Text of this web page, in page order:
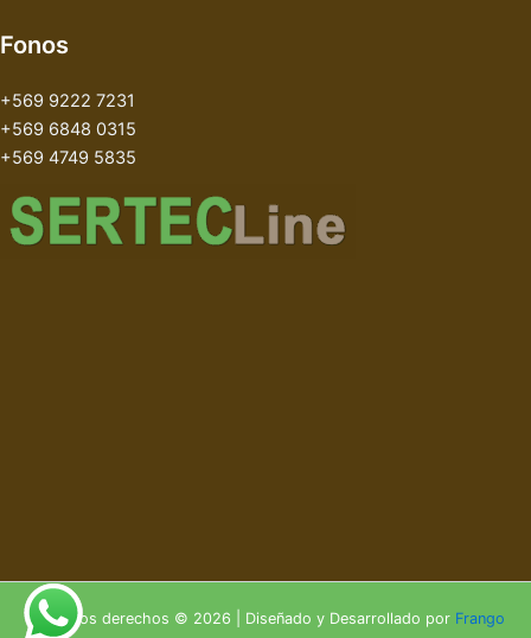
Fonos
+569 9222 7231
+569 6848 0315
+569 4749 5835
Todos los derechos © 2026 | Diseñado y Desarrollado por Frango